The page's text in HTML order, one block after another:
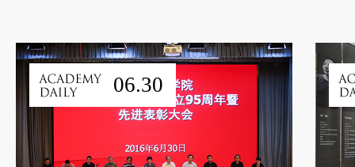
06.30